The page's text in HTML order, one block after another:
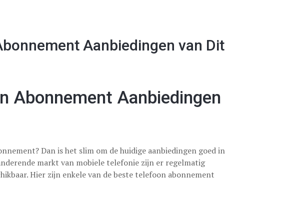
Aanbiedingen van Dit
Abonnement Aanbiedingen
Dan is het slim om de huidige aanbiedingen goed in
markt van mobiele telefonie zijn er regelmatig
Hier zijn enkele van de beste telefoon abonnement